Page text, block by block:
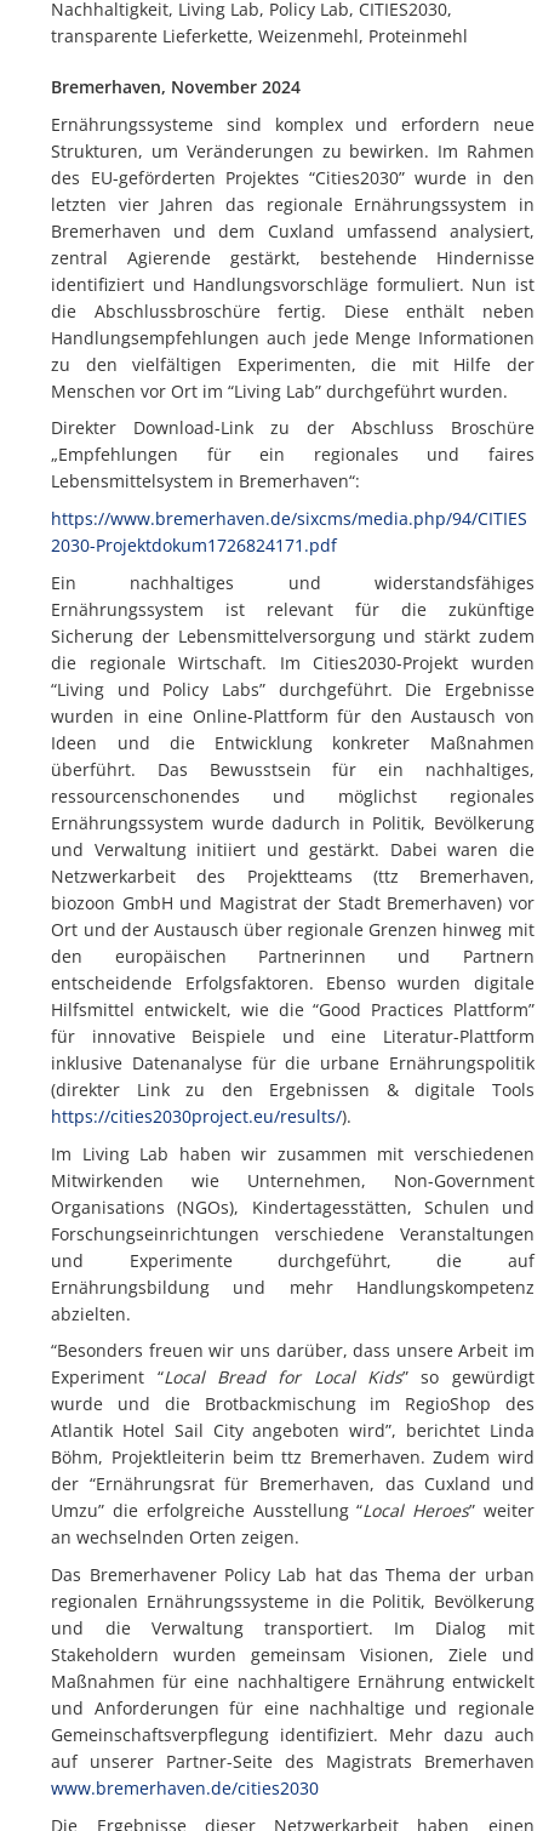
Nachhaltigkeit, Living Lab, Policy Lab, CITIES2030,
transparente Lieferkette, Weizenmehl, Proteinmehl
Bremerhaven, November 2024
Ernährungssysteme sind komplex und erfordern neue
Strukturen, um Veränderungen zu bewirken. Im Rahmen
des EU-geförderten Projektes “Cities2030” wurde in den
letzten vier Jahren das regionale Ernährungssystem in
Bremerhaven und dem Cuxland umfassend analysiert,
zentral Agierende gestärkt, bestehende Hindernisse
identifiziert und Handlungsvorschläge formuliert. Nun ist
die Abschlussbroschüre fertig. Diese enthält neben
Handlungsempfehlungen auch jede Menge Informationen
zu den vielfältigen Experimenten, die mit Hilfe der
Menschen vor Ort im “Living Lab” durchgeführt wurden.
Direkter Download-Link zu der Abschluss Broschüre
„Empfehlungen für ein regionales und faires
Lebensmittelsystem in Bremerhaven“:
https://www.bremerhaven.de/sixcms/media.php/94/CITIES
2030-Projektdokum1726824171.pdf
Ein nachhaltiges und widerstandsfähiges
Ernährungssystem ist relevant für die zukünftige
Sicherung der Lebensmittelversorgung und stärkt zudem
die regionale Wirtschaft. Im Cities2030-Projekt wurden
“Living und Policy Labs” durchgeführt. Die Ergebnisse
wurden in eine Online-Plattform für den Austausch von
Ideen und die Entwicklung konkreter Maßnahmen
überführt. Das Bewusstsein für ein nachhaltiges,
ressourcenschonendes und möglichst regionales
Ernährungssystem wurde dadurch in Politik, Bevölkerung
und Verwaltung initiiert und gestärkt. Dabei waren die
Netzwerkarbeit des Projektteams (ttz Bremerhaven,
biozoon GmbH und Magistrat der Stadt Bremerhaven) vor
Ort und der Austausch über regionale Grenzen hinweg mit
den europäischen Partnerinnen und Partnern
entscheidende Erfolgsfaktoren. Ebenso wurden digitale
Hilfsmittel entwickelt, wie die “Good Practices Plattform”
für innovative Beispiele und eine Literatur-Plattform
inklusive Datenanalyse für die urbane Ernährungspolitik
(direkter Link zu den Ergebnissen & digitale Tools
https://cities2030project.eu/results/).
Im Living Lab haben wir zusammen mit verschiedenen
Mitwirkenden wie Unternehmen, Non-Government
Organisations (NGOs), Kindertagesstätten, Schulen und
Forschungseinrichtungen verschiedene Veranstaltungen
und Experimente durchgeführt, die auf
Ernährungsbildung und mehr Handlungskompetenz
abzielten.
“Besonders freuen wir uns darüber, dass unsere Arbeit im
Experiment “Local Bread for Local Kids” so gewürdigt
wurde und die Brotbackmischung im RegioShop des
Atlantik Hotel Sail City angeboten wird”, berichtet Linda
Böhm, Projektleiterin beim ttz Bremerhaven. Zudem wird
der “Ernährungsrat für Bremerhaven, das Cuxland und
Umzu” die erfolgreiche Ausstellung “Local Heroes” weiter
an wechselnden Orten zeigen.
Das Bremerhavener Policy Lab hat das Thema der urban
regionalen Ernährungssysteme in die Politik, Bevölkerung
und die Verwaltung transportiert. Im Dialog mit
Stakeholdern wurden gemeinsam Visionen, Ziele und
Maßnahmen für eine nachhaltigere Ernährung entwickelt
und Anforderungen für eine nachhaltige und regionale
Gemeinschaftsverpflegung identifiziert. Mehr dazu auch
auf unserer Partner-Seite des Magistrats Bremerhaven
www.bremerhaven.de/cities2030
Die Ergebnisse dieser Netzwerkarbeit haben einen